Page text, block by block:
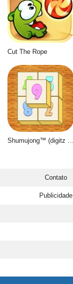
Cut The Rope
Contato
Publicidade